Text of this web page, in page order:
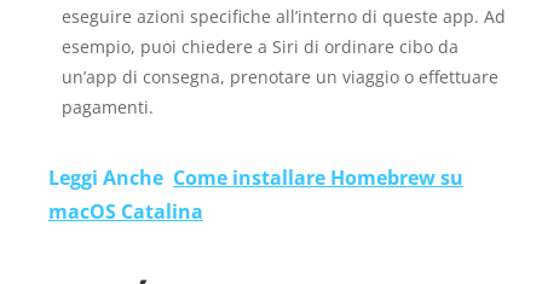
eseguire azioni specifiche all’interno di queste app. Ad
esempio, puoi chiedere a Siri di ordinare cibo da
un’app di consegna, prenotare un viaggio o effettuare
pagamenti.
Leggi Anche Come installare Homebrew su
macOS Catalina